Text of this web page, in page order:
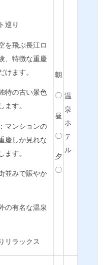
巡り
を飛ぶ長江ロ
、特徴な重慶
けます。
特の古い景色
ます。
：マンションの
慶しか見れな
ます。
並みで賑やか
の有名な温泉
リラックス
朝
〇
昼
〇
夕
〇
温
泉
ホ
テ
ル